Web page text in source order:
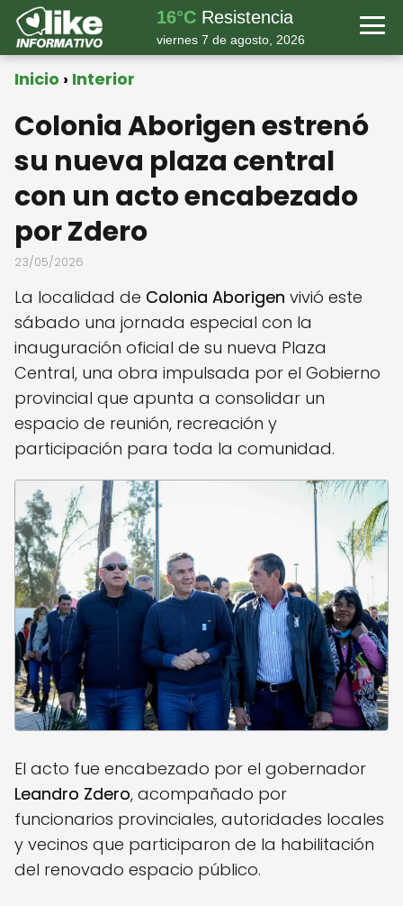
16°CResistencia
viernes 7 de agosto, 2026
Inicio Interior
Colonia Aborigen estrenó
su nueva plaza central
con un acto encabezado
por Zdero
23/05/2026
La localidad de Colonia Aborigen vivió este
sábado una jornada especial con la
inauguración oficial de su nueva Plaza
Central, una obra impulsada por el Gobierno
provincial que apunta a consolidar un
espacio de reunión, recreación y
participación para toda la comunidad.
El acto fue encabezado por el gobernador
Leandro Zdero, acompañado por
funcionarios provinciales, autoridades locales
y vecinos que participaron de la habilitación
del renovado espacio público.